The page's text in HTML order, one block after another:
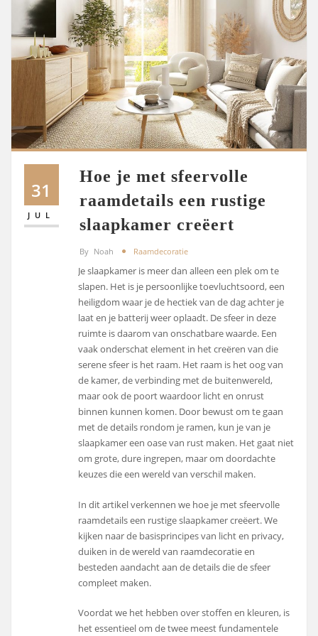
31
JUL
Hoe je met sfeervolle
raamdetails een rustige
slaapkamer creëert
By Noah Raamdecoratie
Je slaapkamer is meer dan alleen een plek om te
slapen. Het is je persoonlijke toevluchtsoord, een
heiligdom waar je de hectiek van de dag achter je
laat en je batterij weer oplaadt. De sfeer in deze
ruimte is daarom van onschatbare waarde. Een
vaak onderschat element in het creëren van die
serene sfeer is het raam. Het raam is het oog van
de kamer, de verbinding met de buitenwereld,
maar ook de poort waardoor licht en onrust
binnen kunnen komen. Door bewust om te gaan
met de details rondom je ramen, kun je van je
slaapkamer een oase van rust maken. Het gaat niet
om grote, dure ingrepen, maar om doordachte
keuzes die een wereld van verschil maken.
In dit artikel verkennen we hoe je met sfeervolle
raamdetails een rustige slaapkamer creëert. We
kijken naar de basisprincipes van licht en privacy,
duiken in de wereld van raamdecoratie en
besteden aandacht aan de details die de sfeer
compleet maken.
Voordat we het hebben over stoffen en kleuren, is
het essentieel om de twee meest fundamentele